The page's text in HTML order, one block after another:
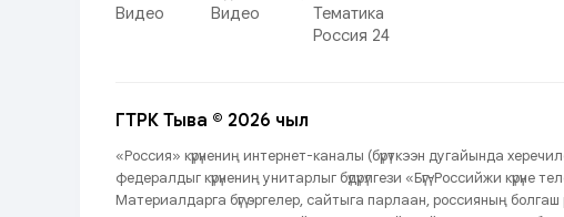
Видео
Видео
Тематика
Россия 24
ГТРК Тыва © 2026 чыл
«Россия» күрүнениң интернет-каналы (бүрүткээн дугайында
федералдыг күрүнениң унитарлыг бүдүрүлгези «Бүгү-Российжи
Материалдарга бүгү эргелер, сайтыга парлаан, россияның болгаш